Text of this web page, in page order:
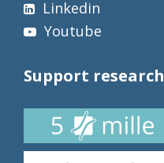
Linkedin
Youtube
Support research